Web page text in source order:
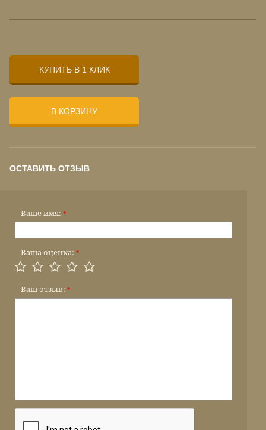
КУПИТЬ В 1 КЛИК
В КОРЗИНУ
ОСТАВИТЬ ОТЗЫВ
Ваше имя: *
Ваша оценка: *
Ваш отзыв: *